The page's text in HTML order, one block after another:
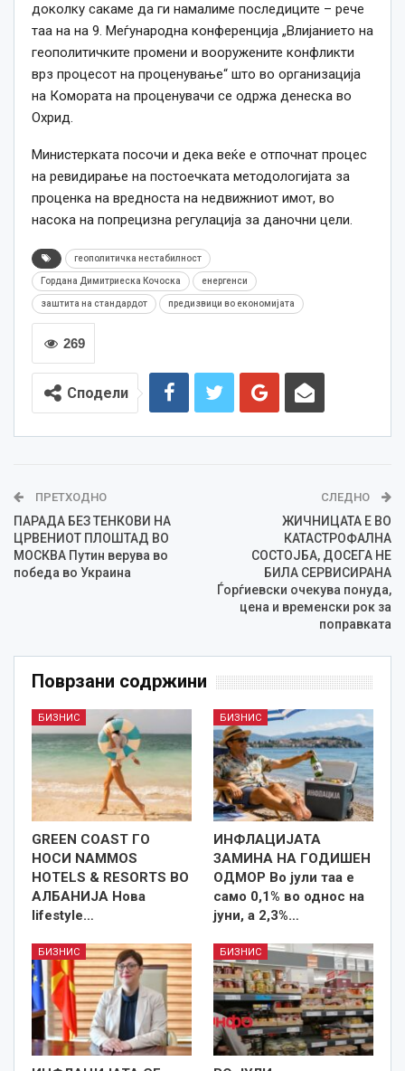
доколку сакаме да ги намалиме последиците – рече
таа на на 9. Меѓународна конференција „Влијанието на
геополитичките промени и вооружените конфликти
врз процесот на проценување“ што во организација
на Комората на проценувачи се одржа денеска во
Охрид.
Министерката посочи и дека веќе е отпочнат процес
на ревидирање на постоечката методологијата за
проценка на вредноста на недвижниот имот, во
насока на попрецизна регулација за даночни цели.
геополитичка нестабилност
Гордана Димитриеска Кочоска енергенси
заштита на стандардот предизвици во економијата
269
Сподели
ПРЕТХОДНО
ПАРАДА БЕЗ ТЕНКОВИ НА
ЦРВЕНИОТ ПЛОШТАД ВО
МОСКВА Путин верува во
победа во Украина
СЛЕДНО
ЖИЧНИЦАТА Е ВО
КАТАСТРОФАЛНА
СОСТОЈБА, ДОСЕГА НЕ
БИЛА СЕРВИСИРАНА
Ѓорѓиевски очекува понуда,
цена и временски рок за
поправката
Поврзани содржини
БИЗНИС
GREEN COAST ГО
НОСИ NAMMOS
HOTELS & RESORTS ВО
АЛБАНИЈА Нова
lifestyle…
БИЗНИС
ИНФЛАЦИЈАТА
ЗАМИНА НА ГОДИШЕН
ОДМОР Во јули таа е
само 0,1% во однос на
јуни, а 2,3%…
БИЗНИС БИЗНИС